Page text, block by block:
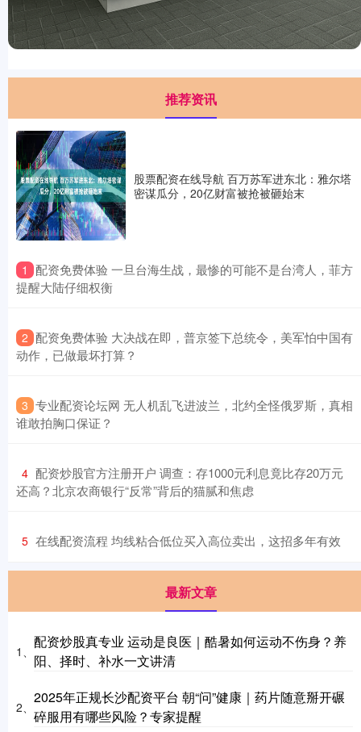
推荐资讯
股票配资在线导航 百万苏军进东北：雅尔塔
密谋瓜分，20亿财富被抢被砸始末
1 ​配资免费体验 一旦台海生战，最惨的可能不是台湾人，菲方
提醒大陆仔细权衡
2 ​配资免费体验 大决战在即，普京签下总统令，美军怕中国有
动作，已做最坏打算？
3 ​专业配资论坛网 无人机乱飞进波兰，北约全怪俄罗斯，真相
谁敢拍胸口保证？
4 ​配资炒股官方注册开户 调查：存1000元利息竟比存20万元
还高？北京农商银行“反常”背后的猫腻和焦虑
5 ​在线配资流程 均线粘合低位买入高位卖出，这招多年有效
最新文章
1、
配资炒股真专业 运动是良医｜酷暑如何运动不伤身？养
阳、择时、补水一文讲清
2、
2025年正规长沙配资平台 朝“问”健康｜药片随意掰开碾
碎服用有哪些风险？专家提醒